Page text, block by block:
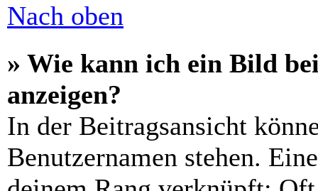
Nach oben
» Wie kann ich ein Bild
anzeigen?
In der Beitragsansicht
Benutzernamen stehen.